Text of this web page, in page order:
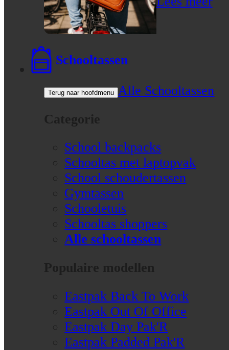
Schooltassen
Terug naar hoofdmenu Alle Schooltassen
Categorie
School backpacks
Schooltas met laptopvak
School schoudertassen
Gymtassen
Schooletuis
Schooltas shoppers
Alle schooltassen
Populaire modellen
Eastpak Back To Work
Eastpak Out Of Office
Eastpak Day Pak'R
Eastpak Padded Pak'R